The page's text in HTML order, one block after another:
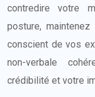
contredire votre
posture,
conscient de vos
non-verbale
crédibilité et votre